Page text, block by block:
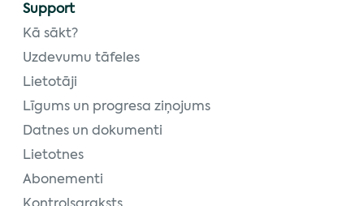
Support
Kā sākt?
Uzdevumu tāfeles
Lietotāji
Līgums un progresa ziņojums
Datnes un dokumenti
Lietotnes
Abonementi